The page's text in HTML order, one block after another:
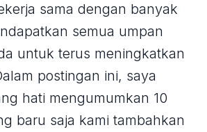
sama dengan banyak
semua umpan
untuk terus meningkatkan
postingan ini, saya
hati mengumumkan 10
baru saja kami tambahkan